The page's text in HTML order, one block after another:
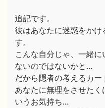
追記です。
彼はあなたに迷惑をか
す。
こんな自分じゃ、一緒
ないのではないかと…
だから隠者の考えるカー
あなたに無理をさせた
いうお気持ち…